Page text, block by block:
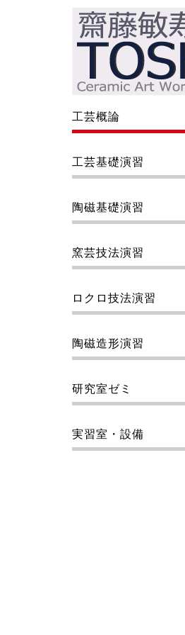
工芸概論
工芸基礎演習
陶磁基礎演習
窯芸技法演習
ロクロ技法演習
陶磁造形演習
研究室ゼミ
実習室・設備